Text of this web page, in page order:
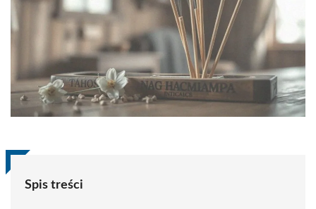
Spis treści